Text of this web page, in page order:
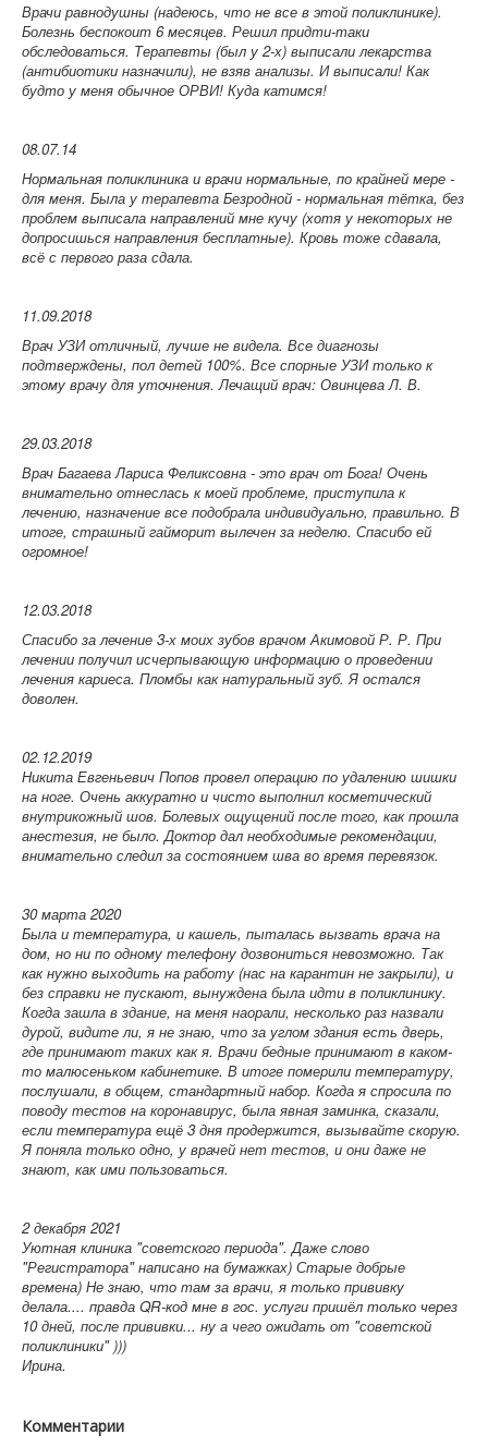
Врачи равнодушны (надеюсь, что не все в этой поликлинике).
Болезнь беспокоит 6 месяцев. Решил придти-таки
обследоваться. Терапевты (был у 2-х) выписали лекарства
(антибиотики назначили), не взяв анализы. И выписали! Как
будто у меня обычное ОРВИ! Куда катимся!
08.07.14
Нормальная поликлиника и врачи нормальные, по крайней мере -
для меня. Была у терапевта Безродной - нормальная тётка, без
проблем выписала направлений мне кучу (хотя у некоторых не
допросишься направления бесплатные). Кровь тоже сдавала,
всё с первого раза сдала.
11.09.2018
Врач УЗИ отличный, лучше не видела. Все диагнозы
подтверждены, пол детей 100%. Все спорные УЗИ только к
этому врачу для уточнения.Лечащий врач: Овинцева Л. В.
29.03.2018
Врач Багаева Лариса Феликсовна - это врач от Бога! Очень
внимательно отнеслась к моей проблеме, приступила к
лечению, назначение все подобрала индивидуально, правильно. В
итоге, страшный гайморит вылечен за неделю. Спасибо ей
огромное!
12.03.2018
Спасибо за лечение 3-х моих зубов врачом Акимовой Р. Р. При
лечении получил исчерпывающую информацию о проведении
лечения кариеса. Пломбы как натуральный зуб. Я остался
доволен.
02.12.2019
Никита Евгеньевич Попов провел операцию по удалению шишки
на ноге. Очень аккуратно и чисто выполнил косметический
внутрикожный шов. Болевых ощущений после того, как прошла
анестезия, не было. Доктор дал необходимые рекомендации,
внимательно следил за состоянием шва во время перевязок.
30 марта 2020
Была и температура, и кашель, пыталась вызвать врача на
дом, но ни по одному телефону дозвониться невозможно. Так
как нужно выходить на работу (нас на карантин не закрыли), и
без справки не пускают, вынуждена была идти в поликлинику.
Когда зашла в здание, на меня наорали, несколько раз назвали
дурой, видите ли, я не знаю, что за углом здания есть дверь,
где принимают таких как я. Врачи бедные принимают в каком-
то малюсеньком кабинетике. В итоге померили температуру,
послушали, в общем, стандартный набор. Когда я спросила по
поводу тестов на коронавирус, была явная заминка, сказали,
если температура ещё 3 дня продержится, вызывайте скорую.
Я поняла только одно, у врачей нет тестов, и они даже не
знают, как ими пользоваться.
2 декабря 2021
Уютная клиника "советского периода". Даже слово
"Регистратора" написано на бумажках) Старые добрые
времена) Не знаю, что там за врачи, я только прививку
делала.... правда QR-код мне в гос. услуги пришёл только через
10 дней, после прививки... ну а чего ожидать от "советской
поликлиники" )))
Ирина.
Комментарии